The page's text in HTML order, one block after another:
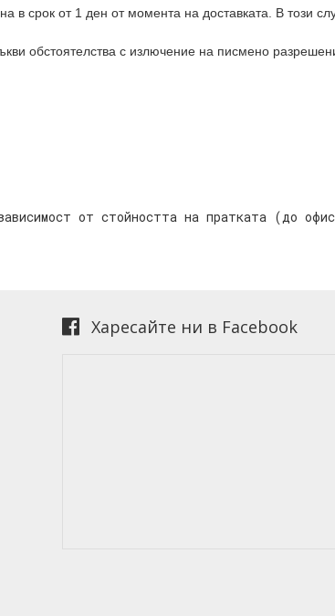
в срок от 1 ден от момента на доставката. В този
обстоятелства с излючение на писмено
от стойността на пратката (до
Харесайте ни в Facebook